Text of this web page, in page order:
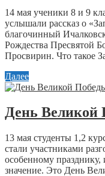
14 мая ученики 8 и 9
услышали рассказ о
благочинный
Рождества Пресвятой
Просвирин. Что такое
Далее
День Великой
13 мая студенты 1,2
стали участниками
особенному
значение. Это День